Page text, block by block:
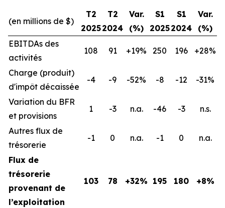
(en millions de $)
T2
2025
T2
2024
Var.
(%)
S1
2025
S1
2024
Var.
(%)
EBITDAs des
activités
108 91 +19% 250 196 +28%
Charge (produit)
d'impôt décaissée
-4 -9 -52% -8 -12 -31%
Variation du BFR
et provisions
1 -3 n.a. -46 -3 n.s.
Autres flux de
trésorerie
-1 0 n.a. -1 0 n.a.
Flux de
trésorerie
provenant de
l’exploitation
103 78 +32% 195 180 +8%